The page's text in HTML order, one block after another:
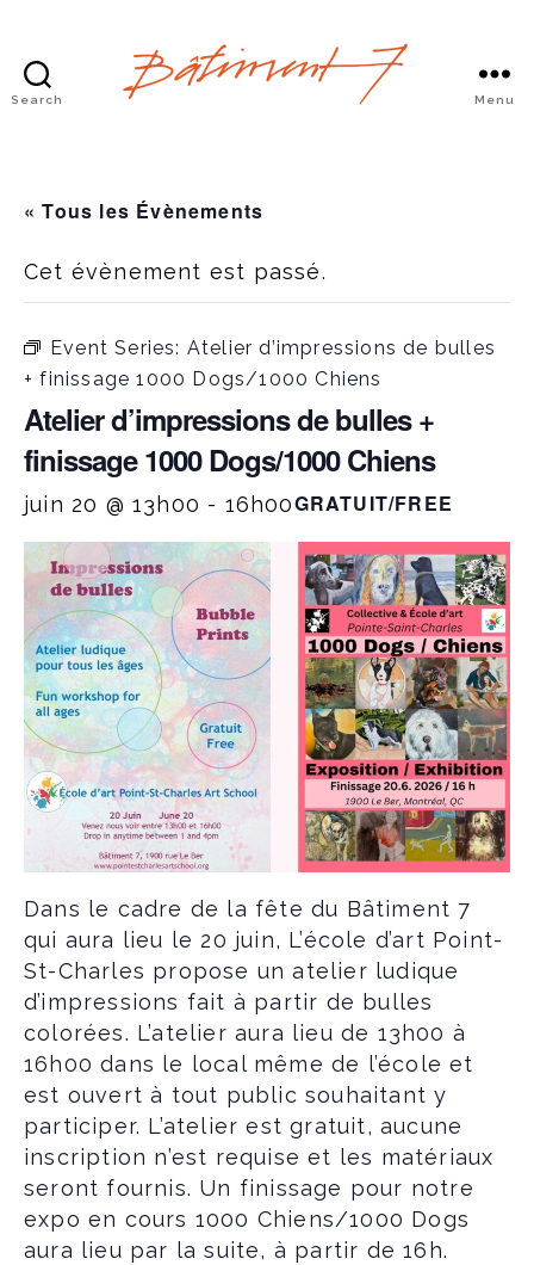
Search Menu
« Tous les Évènements
Cet évènement est passé.
Event Series: Atelier d’impressions de bulles
+ finissage 1000 Dogs/1000 Chiens
Atelier d’impressions de bulles +
finissage 1000 Dogs/1000 Chiens
juin 20 @ 13h00 - 16h00GRATUIT/FREE
Dans le cadre de la fête du Bâtiment 7
qui aura lieu le 20 juin, L’école d’art Point-
St-Charles propose un atelier ludique
d’impressions fait à partir de bulles
colorées. L’atelier aura lieu de 13h00 à
16h00 dans le local même de l’école et
est ouvert à tout public souhaitant y
participer. L’atelier est gratuit, aucune
inscription n’est requise et les matériaux
seront fournis. Un finissage pour notre
expo en cours 1000 Chiens/1000 Dogs
aura lieu par la suite, à partir de 16h.